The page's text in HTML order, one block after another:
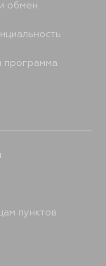
обмен
программа
пунктов